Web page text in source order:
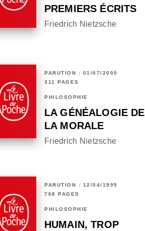
PREMIERS ÉCRITS
Friedrich Nietzsche
PARUTION : 01/07/2000
311 PAGES
PHILOSOPHIE
LA GÉNÉALOGIE DE
LA MORALE
Friedrich Nietzsche
PARUTION : 12/04/1995
768 PAGES
PHILOSOPHIE
HUMAIN, TROP